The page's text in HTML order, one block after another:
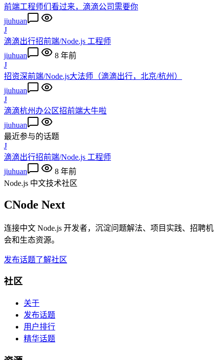
前端工程师们看过来，滴滴公司需要你
jiuhuan
J
滴滴出行招前端/Node.js 工程师
jiuhuan
8 年前
J
招资深前端/Node.js大法师（滴滴出行，北京/杭州）
jiuhuan
J
滴滴杭州办公区招前端大牛啦
jiuhuan
最近参与的话题
J
滴滴出行招前端/Node.js 工程师
jiuhuan
8 年前
Node.js 中文技术社区
CNode Next
连接中文 Node.js 开发者，沉淀问题解法、项目实践、招聘机
会和生态资源。
发布话题了解社区
社区
关于
发布话题
用户排行
精华话题